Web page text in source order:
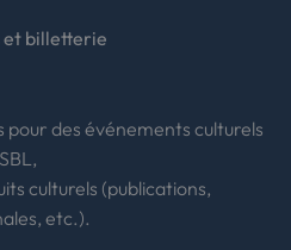
et billetterie
pour des événements culturels
culturels (publications,
etc.).